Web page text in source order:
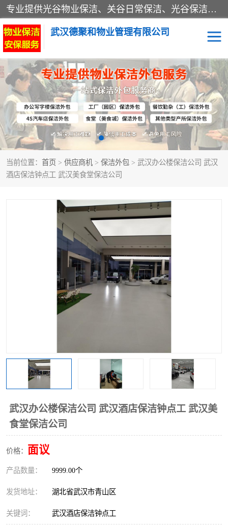
专业提供光谷物业保洁、关谷日常保洁、光谷保洁外包及武汉其他城区的单位日常保洁 武汉德聚和物业管理有限公司致力于打造中国专业物业保洁服务、日常保洁及其他保洁清洗外包服务。自公司成立以来提倡以先进的物业管理理念和模式经营，谋篇布局，以“至诚服务、精益求精、规范管理、锐意拓新”为质量方针，强化内部管理，为业主提供专业化、标准化和精细化的全方位物业服务，管理服务水平得到了广大业主和业内人士的一致好评。
武汉德聚和物业管理有限公司
当前位置： 首页 > 供应商机 > 保洁外包 > 武汉办公楼保洁公司 武汉
酒店保洁钟点工 武汉美食堂保洁公司
武汉办公楼保洁公司 武汉酒店保洁钟点工 武汉美
食堂保洁公司
价格： 面议
产品数量： 9999.00个
发货地址： 湖北省武汉市青山区
关键词： 武汉酒店保洁钟点工
保洁外包